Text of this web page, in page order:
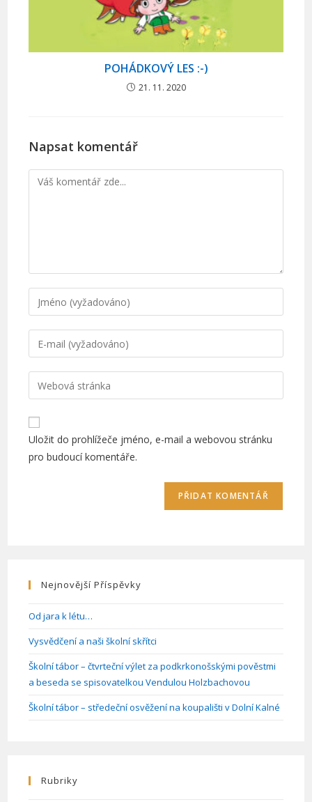
POHÁDKOVÝ LES :-)
21. 11. 2020
Napsat komentář
Komentář
Chcete-
li
přidat
komentář,
své
jméno
nebo
uživatelské
jméno
Chcete-
li
přidat
komentář,
svou
e-
mailovou
Zadejte
adresu
URL
svého
(volitelně)
Uložit do prohlížeče jméno, e-mail a webovou stránku
pro budoucí komentáře.
Nejnovější Příspěvky
Od jara k létu…
Vysvědčení a naši školní skřítci
Školní tábor – čtvrteční výlet za podkrkonošskými pověstmi
a beseda se spisovatelkou Vendulou Holzbachovou
Školní tábor – středeční osvěžení na koupališti v Dolní Kalné
Rubriky